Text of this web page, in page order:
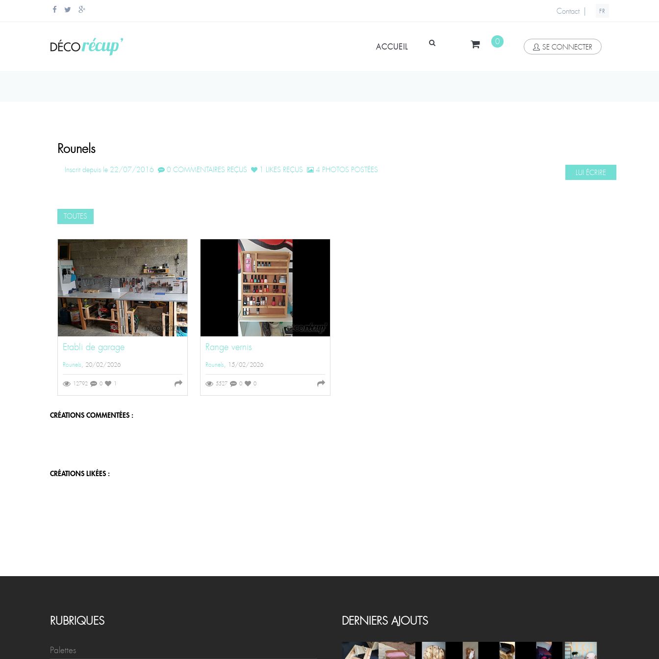
Contact | FR
ACCUEIL
0
SE CONNECTER
Rounels
Inscrit depuis le 22/07/2016 0 COMMENTAIRES REÇUS 1 LIKES REÇUS 4 PHOTOS POSTÉES LUI ÉCRIRE
TOUTES
Etabli de garage
Rounels, 20/02/2026
12792 0 1
Range vernis
Rounels, 15/02/2026
5527 0 0
CRÉATIONS COMMENTÉES :
CRÉATIONS LIKÉES :
RUBRIQUES
Palettes
DERNIERS AJOUTS